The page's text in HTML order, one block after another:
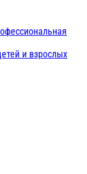
и взрослых